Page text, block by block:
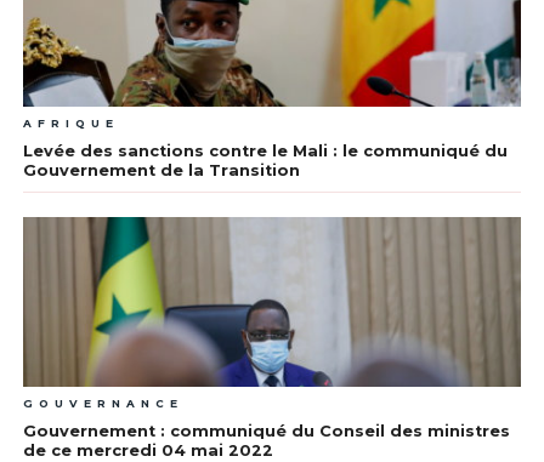
AFRIQUE
Levée des sanctions contre le Mali : le communiqué du
Gouvernement de la Transition
GOUVERNANCE
Gouvernement : communiqué du Conseil des ministres
de ce mercredi 04 mai 2022